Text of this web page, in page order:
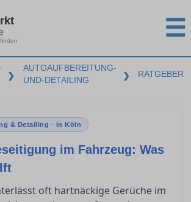
☰
❯
AUTOAUFBEREITUNG-
UND-DETAILING
❯ RATGEBER
& Detailing · in Köln
im Fahrzeug: Was
oft hartnäckige Gerüche im